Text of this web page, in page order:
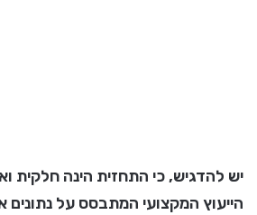
יש להדגיש, כי התחזית הינה חלקית
הייעוץ המקצועי המתבסס על נתונים